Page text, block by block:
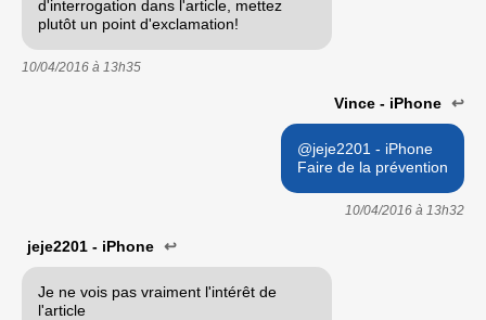
d'interrogation dans l'article, mettez
plutôt un point d'exclamation!
10/04/2016 à 13h35
Vince - iPhone ↩
@jeje2201 - iPhone
Faire de la prévention
10/04/2016 à 13h32
jeje2201 - iPhone ↩
Je ne vois pas vraiment l'intérêt de
l'article